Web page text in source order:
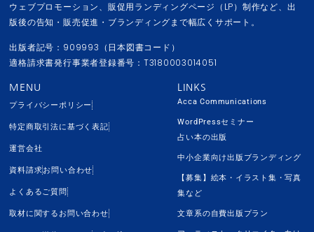
ウェブプロモーション、販促用ランディングページ（LP）制作など、出
版後の告知・販売促進・ブランディングまで幅広くサポート。
出版者記号：909993（日本図書コード）
適格請求書発行事業者登録番号：T3180003014051
MENU
プライバシーポリシー
特定商取引法に基づく表記
運営会社
資料請求お問い合わせ
よくあるご質問
取材に関するお問い合わせ
LINKS
Acca Communications
WordPressセミナー
占い本の出版
中小企業向け出版ブランディング
【募集】絵本・イラスト集・写真
集など
文章系の自費出版プラン